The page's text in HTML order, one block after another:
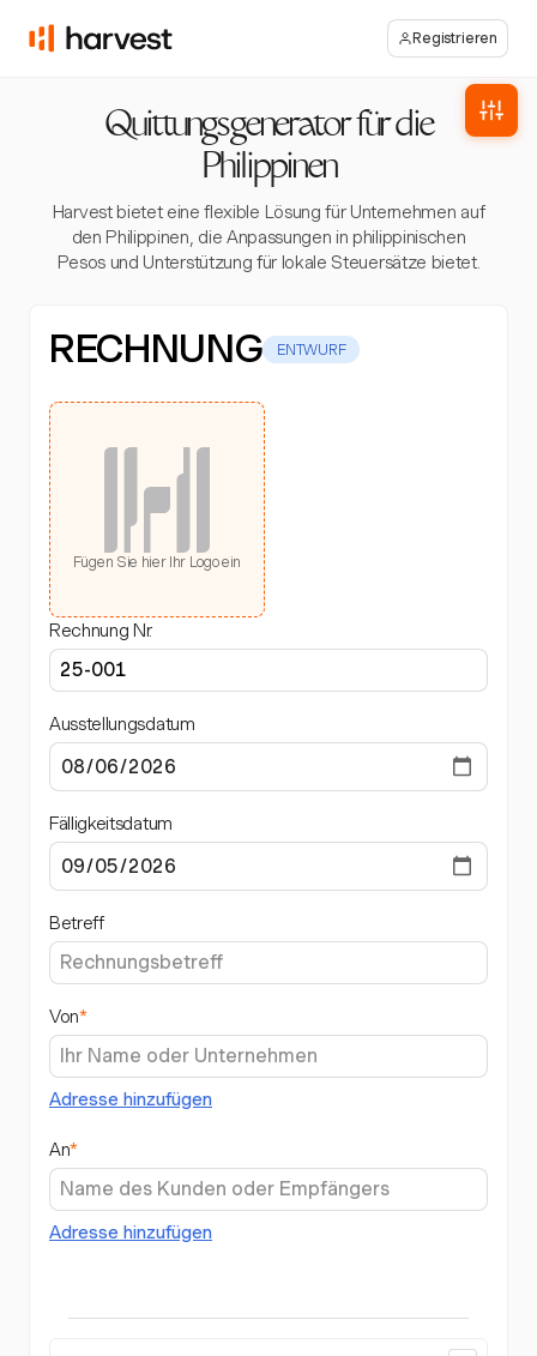
Registrieren
Quittungsgenerator für die
Philippinen
Harvest bietet eine flexible Lösung für Unternehmen auf
den Philippinen, die Anpassungen in philippinischen
Pesos und Unterstützung für lokale Steuersätze bietet.
RECHNUNG ENTWURF
Fügen Sie hier Ihr Logo ein
Rechnung Nr.
Ausstellungsdatum
Fälligkeitsdatum
Betreff
Von*
Adresse hinzufügen
An*
Adresse hinzufügen